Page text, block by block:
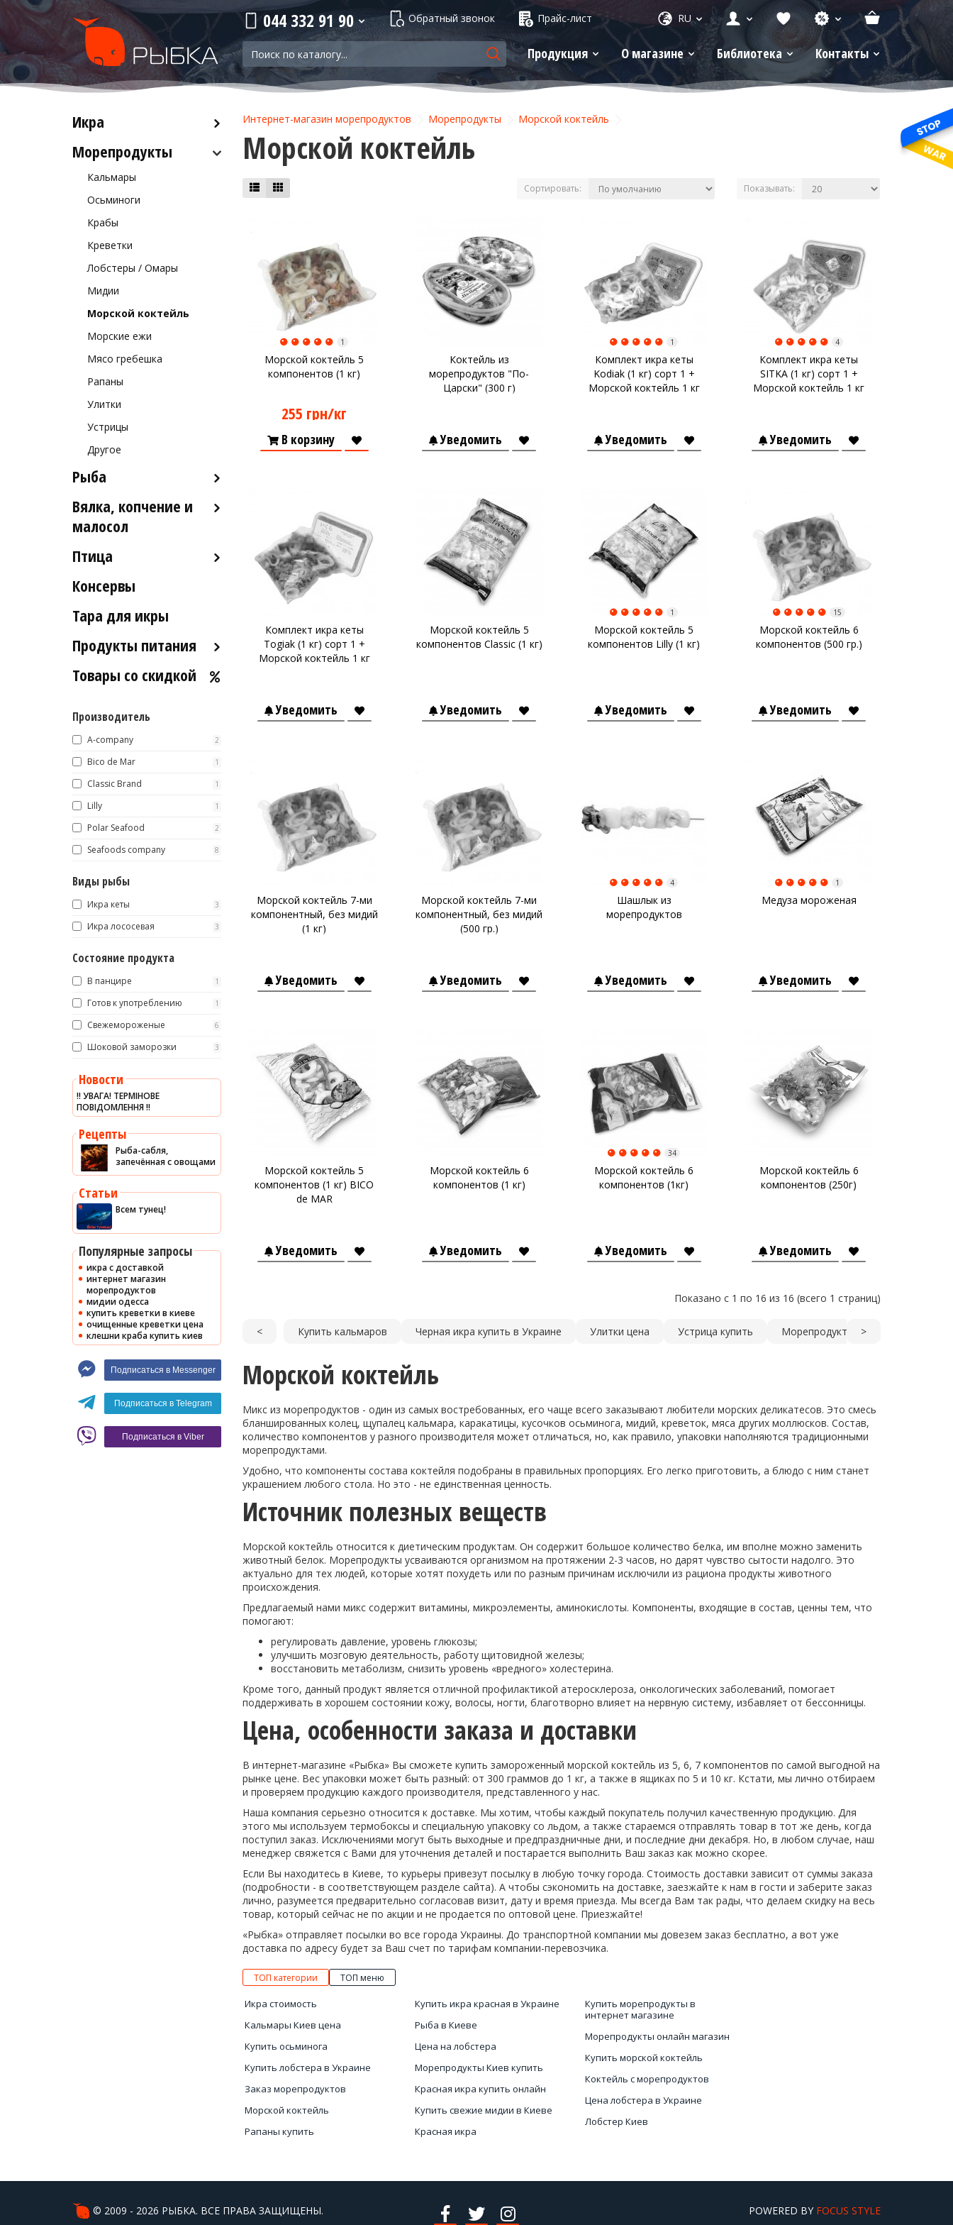
044 332 91 90 Обратный звонок Прайс-лист RU
Продукция О магазине Библиотека Контакты
Икра
Красная икра
Морепродукты
Кальмары
Осьминоги
Крабы
Креветки
Лобстеры / Омары
Мидии
Морской коктейль
Морские ежи
Мясо гребешка
Рапаны
Улитки
Устрицы
Другое
Рыба
Рыба деликатесных сортов
Рыба столовых сортов
Вялка, копчение и
малосол
Икра вяленая
Рыба слабосоленая
Рыба холодного и
Птица
Индейка
Консервы
Тара для икры
Продукты питания
Оливковое масло
Уксус
Сыры
Соусы
Сладости
Рис
Оливки
Мясные изделия
Макароны
Вино
Кофе
Товары со скидкой
Производитель
A-company 2
Bico de Mar 1
Classic Brand 1
Lilly 1
Polar Seafood 2
Seafoods company 8
Виды рыбы
Икра кеты 3
Икра лососевая 3
Состояние продукта
В панцире 1
Готов к употреблению 1
Свежемороженые 6
Шоковой заморозки 3
Новости
‼️ УВАГА! ТЕРМІНОВЕ
ПОВІДОМЛЕННЯ ‼️
Рецепты
Рыба-сабля,
запечённая с овощами
Статьи
Всем тунец!
Популярные запросы
икра с доставкой
интернет магазин
морепродуктов
мидии одесса
купить креветки в киеве
очищенные креветки цена
клешни краба купить киев
Подписаться в Messenger
Подписаться в Telegram
Подписаться в Viber
Интернет-магазин морепродуктов Морепродукты Морской коктейль
Морской коктейль
Сортировать: Показывать:
Морской коктейль 5
компонентов (1 кг)
1
255 грн/кг
В корзину
Коктейль из
морепродуктов "По-
Царски" (300 г)
Уведомить
Комплект икра кеты
Kodiak (1 кг) сорт 1 +
Морской коктейль 1 кг
1
Уведомить
Комплект икра кеты
SITKA (1 кг) сорт 1 +
Морской коктейль 1 кг
4
Уведомить
Комплект икра кеты
Togiak (1 кг) сорт 1 +
Морской коктейль 1 кг
Уведомить
Морской коктейль 5
компонентов Classic (1 кг)
Уведомить
Морской коктейль 5
компонентов Lilly (1 кг)
1
Уведомить
Морской коктейль 6
компонентов (500 гр.)
15
Уведомить
Морской коктейль 7-ми
компонентный, без мидий
(1 кг)
Уведомить
Морской коктейль 7-ми
компонентный, без мидий
(500 гр.)
Уведомить
Шашлык из
морепродуктов
4
Уведомить
Медуза мороженая
1
Уведомить
Морской коктейль 5
компонентов (1 кг) BICO
de MAR
Уведомить
Морской коктейль 6
компонентов (1 кг)
Уведомить
Морской коктейль 6
компонентов (1кг)
34
Уведомить
Морской коктейль 6
компонентов (250г)
Уведомить
Показано с 1 по 16 из 16 (всего 1 страниц)
< Купить кальмаров Черная икра купить в Украине Улитки цена Устрица купить Морепродукты онлайн
>
Морской коктейль
Микс из морепродуктов - один из самых востребованных, его чаще всего заказывают любители морских деликатесов. Это смесь
бланшированных колец, щупалец кальмара, каракатицы, кусочков осьминога, мидий, креветок, мяса других моллюсков. Состав,
количество компонентов у разного производителя может отличаться, но, как правило, упаковки наполняются традиционными
морепродуктами.
Удобно, что компоненты состава коктейля подобраны в правильных пропорциях. Его легко приготовить, а блюдо с ним станет
украшением любого стола. Но это - не единственная ценность.
Источник полезных веществ
Морской коктейль относится к диетическим продуктам. Он содержит большое количество белка, им вполне можно заменить
животный белок. Морепродукты усваиваются организмом на протяжении 2-3 часов, но дарят чувство сытости надолго. Это
актуально для тех людей, которые хотят похудеть или по разным причинам исключили из рациона продукты животного
происхождения.
Предлагаемый нами микс содержит витамины, микроэлементы, аминокислоты. Компоненты, входящие в состав, ценны тем, что
помогают:
регулировать давление, уровень глюкозы;
улучшить мозговую деятельность, работу щитовидной железы;
восстановить метаболизм, снизить уровень «вредного» холестерина.
Кроме того, данный продукт является отличной профилактикой атеросклероза, онкологических заболеваний, помогает
поддерживать в хорошем состоянии кожу, волосы, ногти, благотворно влияет на нервную систему, избавляет от бессонницы.
Цена, особенности заказа и доставки
В интернет-магазине «Рыбка» Вы сможете купить замороженный морской коктейль из 5, 6, 7 компонентов по самой выгодной на
рынке цене. Вес упаковки может быть разный: от 300 граммов до 1 кг, а также в ящиках по 5 и 10 кг. Кстати, мы лично отбираем
и проверяем продукцию каждого производителя, представленного у нас.
Наша компания серьезно относится к доставке. Мы хотим, чтобы каждый покупатель получил качественную продукцию. Для
этого мы используем термобоксы и специальную упаковку со льдом, а также стараемся отправлять товар в тот же день, когда
поступил заказ. Исключениями могут быть выходные и предпраздничные дни, и последние дни декабря. Но, в любом случае, наш
менеджер свяжется с Вами для уточнения деталей и постарается выполнить Ваш заказ как можно скорее.
Если Вы находитесь в Киеве, то курьеры привезут посылку в любую точку города. Стоимость доставки зависит от суммы заказа
(подробности - в соответствующем разделе сайта). А чтобы сэкономить на доставке, заезжайте к нам в гости и заберите заказ
лично, разумеется предварительно согласовав визит, дату и время приезда. Мы всегда Вам так рады, что делаем скидку на весь
товар, который сейчас не по акции и не продается по оптовой цене. Приезжайте!
«Рыбка» отправляет посылки во все города Украины. До транспортной компании мы довезем заказ бесплатно, а вот уже
доставка по адресу будет за Ваш счет по тарифам компании-перевозчика.
ТОП категории ТОП меню
Икра стоимость
Кальмары Киев цена
Купить осьминога
Купить лобстера в Украине
Заказ морепродуктов
Морской коктейль
Рапаны купить
Купить икра красная в Украине
Рыба в Киеве
Цена на лобстера
Морепродукты Киев купить
Красная икра купить онлайн
Купить свежие мидии в Киеве
Красная икра
Купить морепродукты в
интернет магазине
Морепродукты онлайн магазин
Купить морской коктейль
Коктейль с морепродуктов
Цена лобстера в Украине
Лобстер Киев
© 2009 - 2026 РЫБКА. ВСЕ ПРАВА ЗАЩИЩЕНЫ. POWERED BY FOCUS STYLE